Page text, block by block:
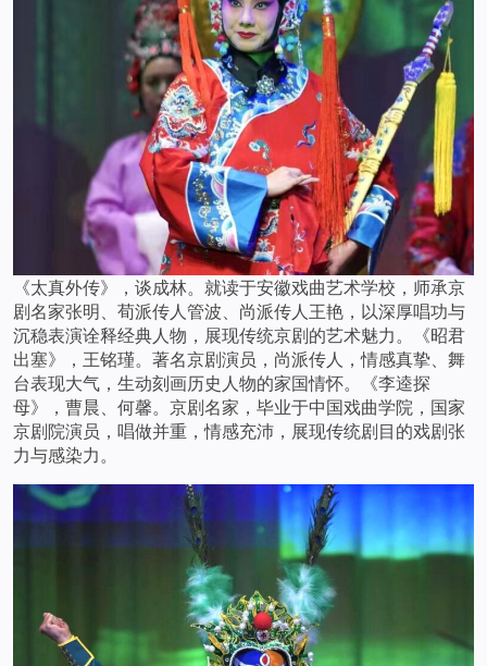
《太真外传》，谈成林。就读于安徽戏曲艺术学校，师承京
剧名家张明、荀派传人管波、尚派传人王艳，以深厚唱功与
沉稳表演诠释经典人物，展现传统京剧的艺术魅力。《昭君
出塞》，王铭瑾。著名京剧演员，尚派传人，情感真挚、舞
台表现大气，生动刻画历史人物的家国情怀。《李逵探
母》，曹晨、何馨。京剧名家，毕业于中国戏曲学院，国家
京剧院演员，唱做并重，情感充沛，展现传统剧目的戏剧张
力与感染力。